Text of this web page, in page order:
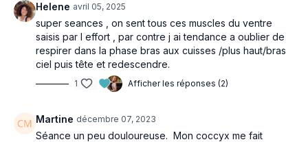
Helene avril 05, 2025
super seances , on sent tous ces muscles du ventre
saisis par l effort , par contre j ai tendance a oublier de
respirer dans la phase bras aux cuisses /plus haut/bras
ciel puis tête et redescendre.
1 Afficher les réponses (2)
Martine décembre 07, 2023
Séance un peu douloureuse. Mon coccyx me fait